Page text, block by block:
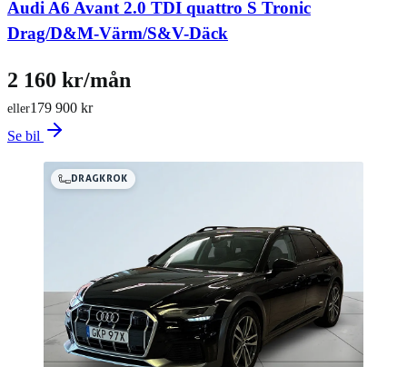
Audi A6 Avant 2.0 TDI quattro S Tronic
Drag/D&M-Värm/S&V-Däck
179 900 kr
eller
2 160 kr/mån
Se bil
DRAGKROK